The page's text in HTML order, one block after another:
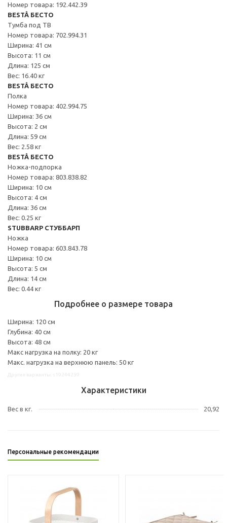
Номер товара: 192.442.39
BESTÅ БЕСТО
Тумба под ТВ
Номер товара: 702.994.31
Ширина: 41 см
Высота: 11 см
Длина: 125 см
Вес: 16.40 кг
BESTÅ БЕСТО
Полка
Номер товара: 402.994.75
Ширина: 36 см
Высота: 2 см
Длина: 59 см
Вес: 2.58 кг
BESTÅ БЕСТО
Ножка-подпорка
Номер товара: 803.838.82
Ширина: 10 см
Высота: 4 см
Длина: 36 см
Вес: 0.25 кг
STUBBARP СТУББАРП
Ножка
Номер товара: 603.843.78
Ширина: 10 см
Высота: 5 см
Длина: 14 см
Вес: 0.44 кг
Подробнее о размере товара
Ширина: 120 см
Глубина: 40 см
Высота: 48 см
Макс нагрузка на полку: 20 кг
Макс. нагрузка на верхнюю панель: 50 кг
Характеристики
Вес в кг. 20,92
Персональные рекомендации